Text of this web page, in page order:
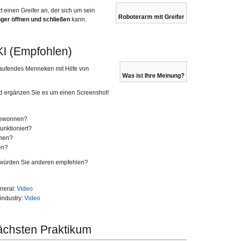
Roboterarm mit Greifer
einen Greifer an, der sich um sein
öffnen und schließen kann.
(Empfohlen)
Was ist Ihre Meinung?
Menneken mit Hilfe von
ergänzen Sie es um einen Screenshot!
Sie anderen empfehlen?
Video
industry:Video
Praktikum